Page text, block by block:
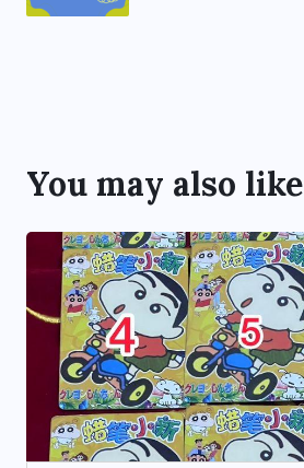
You may also like